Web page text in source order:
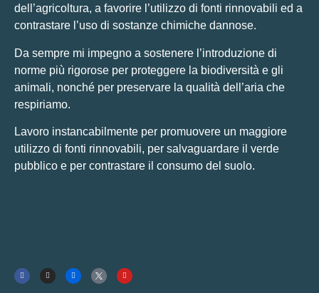
dell’agricoltura, a favorire l’utilizzo di fonti rinnovabili ed a
contrastare l’uso di sostanze chimiche dannose.
Da sempre mi impegno a sostenere l’introduzione di
norme più rigorose per proteggere la biodiversità e gli
animali, nonché per preservare la qualità dell’aria che
respiriamo.
Lavoro instancabilmente per promuovere un maggiore
utilizzo di fonti rinnovabili, per salvaguardare il verde
pubblico e per contrastare il consumo del suolo.